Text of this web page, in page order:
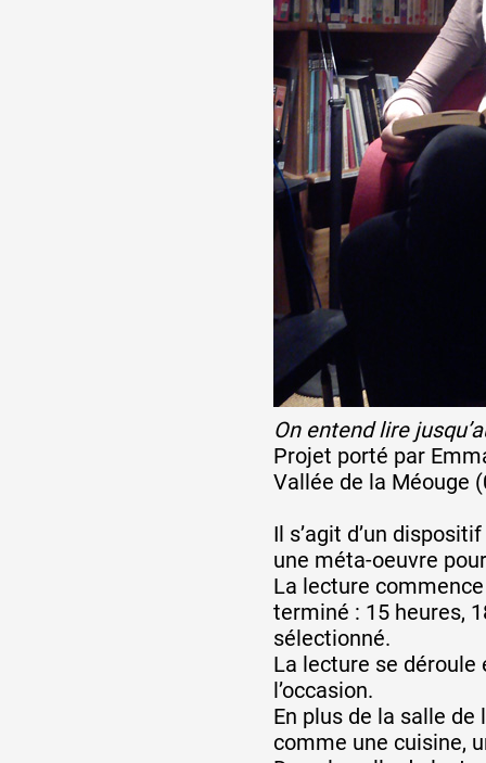
On entend lire
Projet porté par
Vallée de la Méouge
Il s’agit d’un
une méta-oeuvre
La lecture
terminé : 15 heures,
sélectionné.
La lecture se
l’occasion.
En plus de la salle
comme une cuisine,